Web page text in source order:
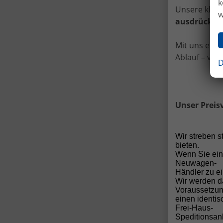
Unsere
Mit uns
Ablauf –
Unser
Wir streben
bieten.
Wenn Sie
Neuwagen-
Händler zu
Wir werden
einen
Frei-Haus-